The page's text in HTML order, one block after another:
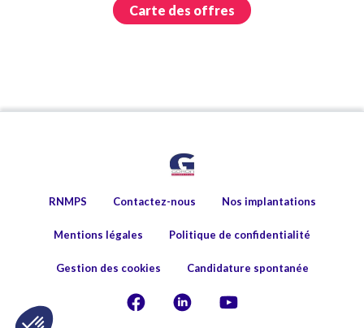
Carte des offres
RNMPS Contactez-nous Nos implantations
Mentions légales Politique de confidentialité
Gestion des cookies Candidature spontanée